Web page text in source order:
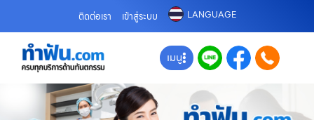
ติดต่อเรา เข้าสู่ระบบ LANGUAGE
เมนู